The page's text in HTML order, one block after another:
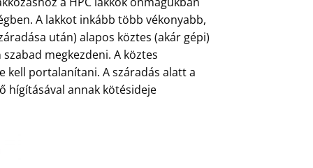
A lakkot inkább több vékonyabb,
után) alapos köztes (akár gépi)
megkezdeni. A köztes
kell portalanítani. A száradás alatt a
hígításával annak kötésideje